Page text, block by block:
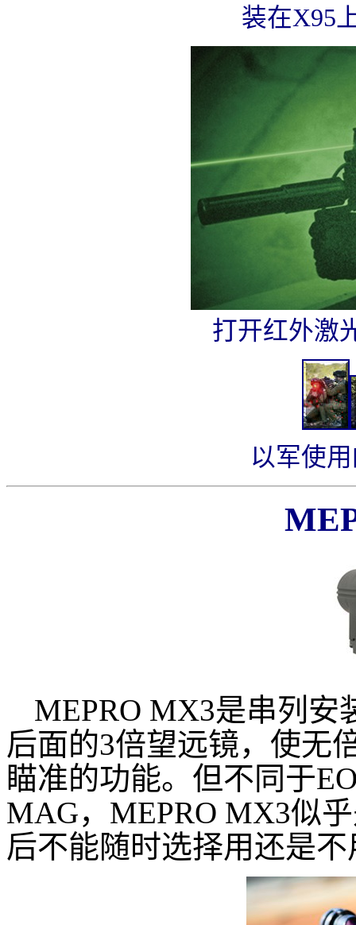
装在X95
打开红外激
以军使
MEPRO MX3是串列安
后面的3倍望远镜，使无
瞄准的功能。但不同于
MAG，MEPRO MX3似
后不能随时选择用还是不